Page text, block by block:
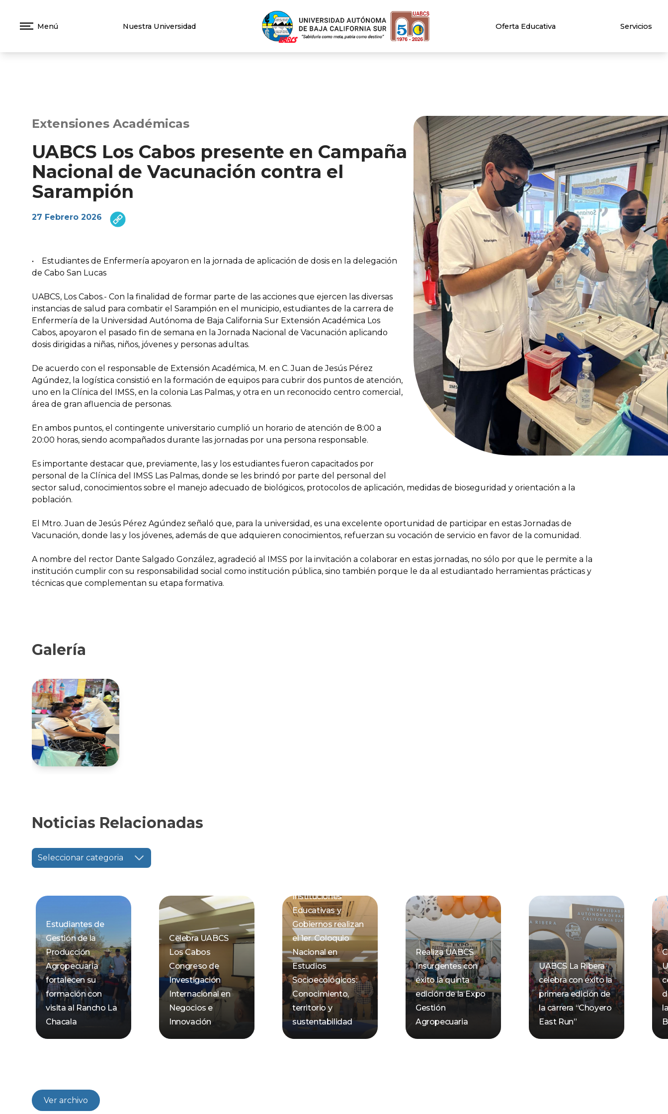
Menú Nuestra Universidad Oferta Educativa Servicios
Extensiones Académicas
UABCS Los Cabos presente en Campaña
Nacional de Vacunación contra el
Sarampión
27 Febrero 2026
• Estudiantes de Enfermería apoyaron en la jornada de aplicación de dosis en la delegación
de Cabo San Lucas
UABCS, Los Cabos.- Con la finalidad de formar parte de las acciones que ejercen las diversas
instancias de salud para combatir el Sarampión en el municipio, estudiantes de la carrera de
Enfermería de la Universidad Autónoma de Baja California Sur Extensión Académica Los
Cabos, apoyaron el pasado fin de semana en la Jornada Nacional de Vacunación aplicando
dosis dirigidas a niñas, niños, jóvenes y personas adultas.
De acuerdo con el responsable de Extensión Académica, M. en C. Juan de Jesús Pérez
Agúndez, la logística consistió en la formación de equipos para cubrir dos puntos de atención,
uno en la Clínica del IMSS, en la colonia Las Palmas, y otra en un reconocido centro comercial,
área de gran afluencia de personas.
En ambos puntos, el contingente universitario cumplió un horario de atención de 8:00 a
20:00 horas, siendo acompañados durante las jornadas por una persona responsable.
Es importante destacar que, previamente, las y los estudiantes fueron capacitados por
personal de la Clínica del IMSS Las Palmas, donde se les brindó por parte del personal del
sector salud, conocimientos sobre el manejo adecuado de biológicos, protocolos de aplicación, medidas de bioseguridad y orientación a la
población.
El Mtro. Juan de Jesús Pérez Agúndez señaló que, para la universidad, es una excelente oportunidad de participar en estas Jornadas de
Vacunación, donde las y los jóvenes, además de que adquieren conocimientos, refuerzan su vocación de servicio en favor de la comunidad.
A nombre del rector Dante Salgado González, agradeció al IMSS por la invitación a colaborar en estas jornadas, no sólo por que le permite a la
institución cumplir con su responsabilidad social como institución pública, sino también porque le da al estudiantado herramientas prácticas y
técnicas que complementan su etapa formativa.
Galería
Noticias Relacionadas
Seleccionar categoria
Estudiantes de
Gestión de la
Producción
Agropecuaria
fortalecen su
formación con
visita al Rancho La
Chacala
Celebra UABCS
Los Cabos
Congreso de
Investigación
Internacional en
Negocios e
Innovación
Instituciones
Educativas y
Gobiernos realizan
el 1er. Coloquio
Nacional en
Estudios
Socioecológicos:
Conocimiento,
territorio y
sustentabilidad
Realiza UABCS
Insurgentes con
éxito la quinta
edición de la Expo
Gestión
Agropecuaria
UABCS La Ribera
celebra con éxito la
primera edición de
la carrera “Choyero
East Run”
Ver archivo